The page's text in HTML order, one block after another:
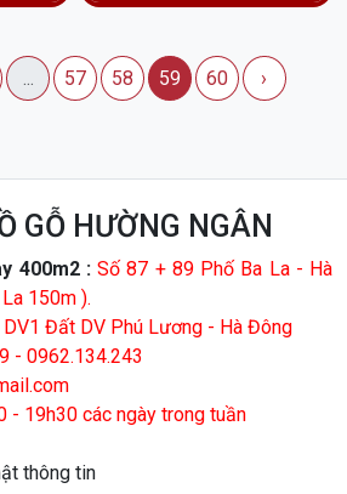
... 57 58 59 60 ›
GỖ HƯỜNG NGÂN
400m2 : Số 87 + 89 Phố Ba La - Hà
150m ).
DV1 Đất DV Phú Lương - Hà Đông
- 0962.134.243
- 19h30 các ngày trong tuần
thông tin